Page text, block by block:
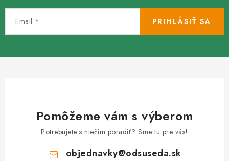
Email PRIHLÁSIŤ SA
Pomôžeme vám s výberom
Potrebujete s niečím poradiť? Sme tu pre vás!
objednavky@odsuseda.sk